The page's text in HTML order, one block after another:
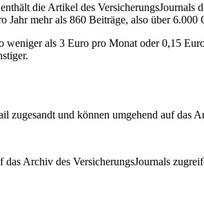
die Artikel des VersicherungsJournals
Jahr mehr als 860 Beiträge, also über
als 3 Euro pro Monat oder 0,15
zugesandt und können umgehend auf das
Archiv des VersicherungsJournals